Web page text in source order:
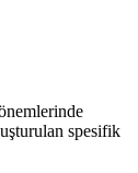
spesifik